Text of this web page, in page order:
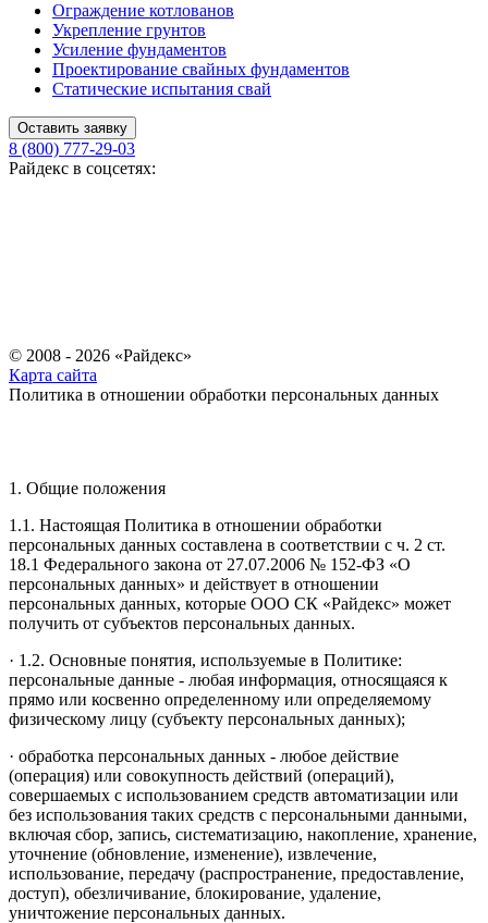
Ограждение котлованов
Укрепление грунтов
Усиление фундаментов
Проектирование свайных фундаментов
Статические испытания свай
Оставить заявку
8 (800) 777-29-03
Райдекс в соцсетях:
© 2008 - 2026 «Райдекс»
Карта сайта
Политика в отношении обработки персональных данных
1. Общие положения
1.1. Настоящая Политика в отношении обработки
персональных данных составлена в соответствии с ч. 2 ст.
18.1 Федерального закона от 27.07.2006 № 152-ФЗ «О
персональных данных» и действует в отношении
персональных данных, которые ООО СК «Райдекс» может
получить от субъектов персональных данных.
· 1.2. Основные понятия, используемые в Политике:
персональные данные - любая информация, относящаяся к
прямо или косвенно определенному или определяемому
физическому лицу (субъекту персональных данных);
· обработка персональных данных - любое действие
(операция) или совокупность действий (операций),
совершаемых с использованием средств автоматизации или
без использования таких средств с персональными данными,
включая сбор, запись, систематизацию, накопление, хранение,
уточнение (обновление, изменение), извлечение,
использование, передачу (распространение, предоставление,
доступ), обезличивание, блокирование, удаление,
уничтожение персональных данных.